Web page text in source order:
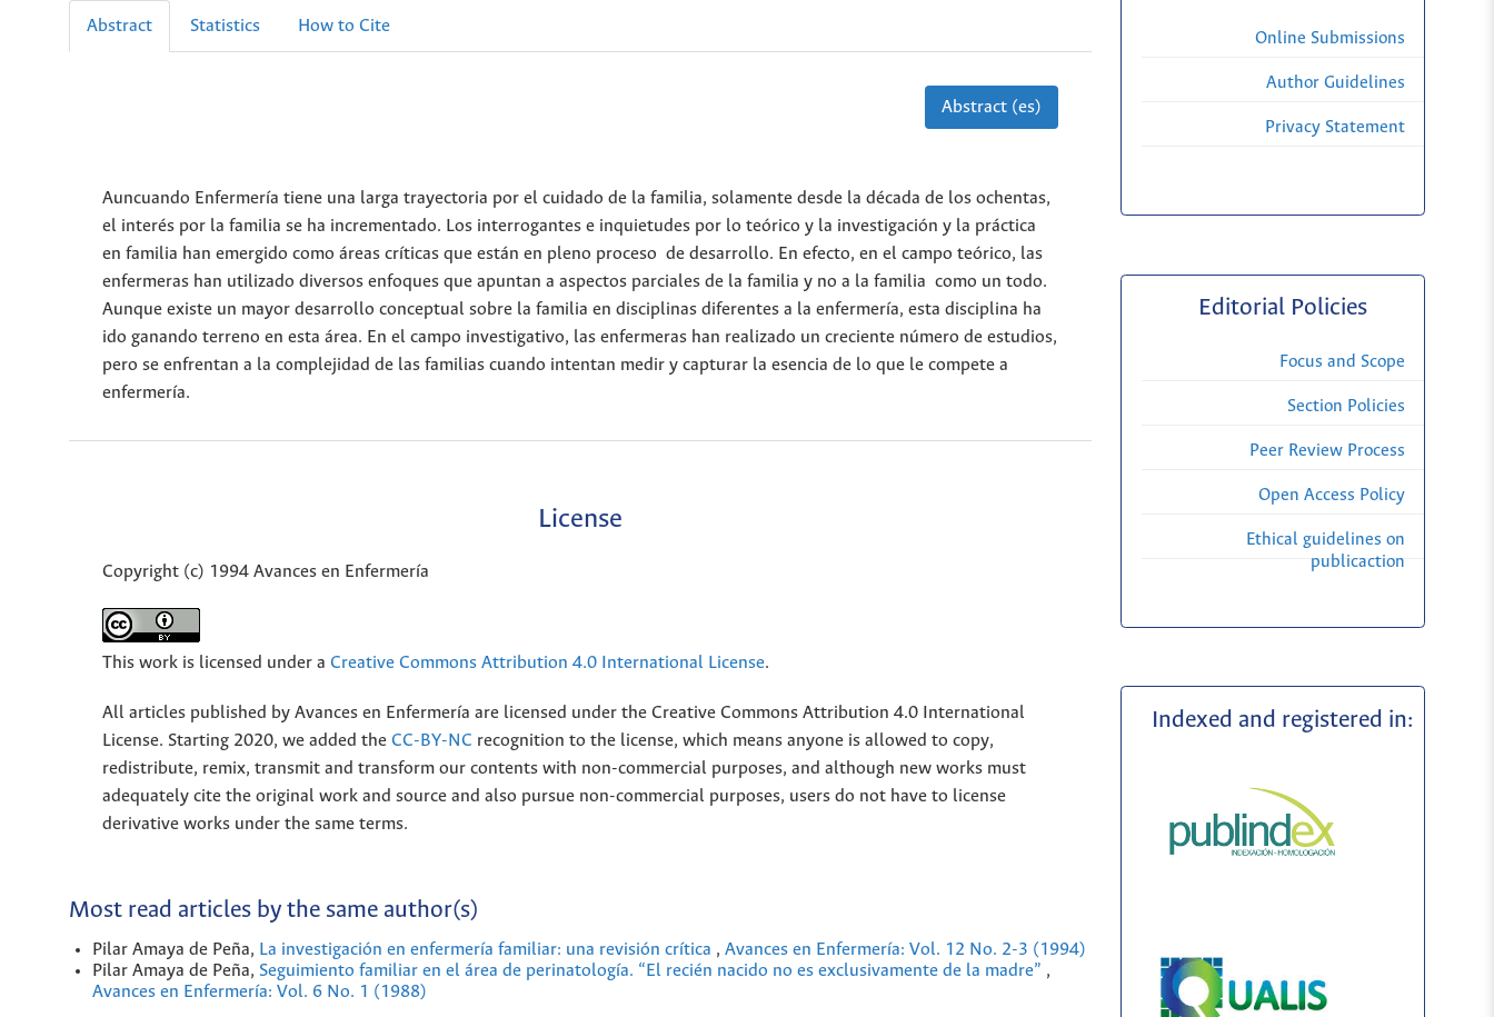
Abstract Statistics How to Cite
Abstract (es)
Auncuando Enfermería tiene una larga trayectoria por el cuidado de la familia, solamente desde la década de los ochentas,
el interés por la familia se ha incrementado. Los interrogantes e inquietudes por lo teórico y la investigación y la práctica
en familia han emergido como áreas críticas que están en pleno proceso de desarrollo. En efecto, en el campo teórico, las
enfermeras han utilizado diversos enfoques que apuntan a aspectos parciales de la familia y no a la familia como un todo.
Aunque existe un mayor desarrollo conceptual sobre la familia en disciplinas diferentes a la enfermería, esta disciplina ha
ido ganando terreno en esta área. En el campo investigativo, las enfermeras han realizado un creciente número de estudios,
pero se enfrentan a la complejidad de las familias cuando intentan medir y capturar la esencia de lo que le compete a
enfermería.
License
Copyright (c) 1994 Avances en Enfermería
This work is licensed under a Creative Commons Attribution 4.0 International License.
All articles published by Avances en Enfermería are licensed under the Creative Commons Attribution 4.0 International
License. Starting 2020, we added the CC-BY-NC recognition to the license, which means anyone is allowed to copy,
redistribute, remix, transmit and transform our contents with non-commercial purposes, and although new works must
adequately cite the original work and source and also pursue non-commercial purposes, users do not have to license
derivative works under the same terms.
Most read articles by the same author(s)
Pilar Amaya de Peña, La investigación en enfermería familiar: una revisión crítica , Avances en Enfermería: Vol. 12 No. 2-3 (1994)
Pilar Amaya de Peña, Seguimiento familiar en el área de perinatología. “El recién nacido no es exclusivamente de la madre” ,
Avances en Enfermería: Vol. 6 No. 1 (1988)
Online Submissions
Author Guidelines
Privacy Statement
Editorial Policies
Focus and Scope
Section Policies
Peer Review Process
Open Access Policy
Ethical guidelines on
publicaction
Indexed and registered in: